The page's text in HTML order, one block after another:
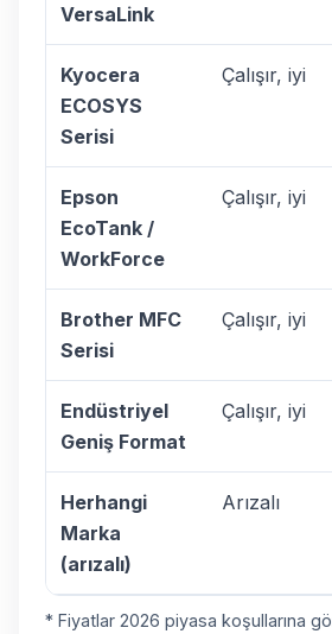
VersaLink
Kyocera
ECOSYS
Serisi
Çalışır, iyi
Epson
EcoTank /
WorkForce
Çalışır, iyi
Brother MFC
Serisi
Çalışır, iyi
Endüstriyel
Geniş Format
Çalışır, iyi
Herhangi
Marka
(arızalı)
Arızalı
* Fiyatlar 2026 piyasa koşullarına